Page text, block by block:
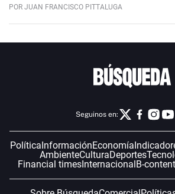
POR JUAN FRANCISCO PITTALUGA
Seguinos en:
Política InformaciónEconomía
AmbienteCulturaDeportes
Financial timesInternacional B-content